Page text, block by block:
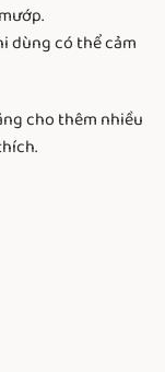
dùng có thể cảm
cho thêm nhiều